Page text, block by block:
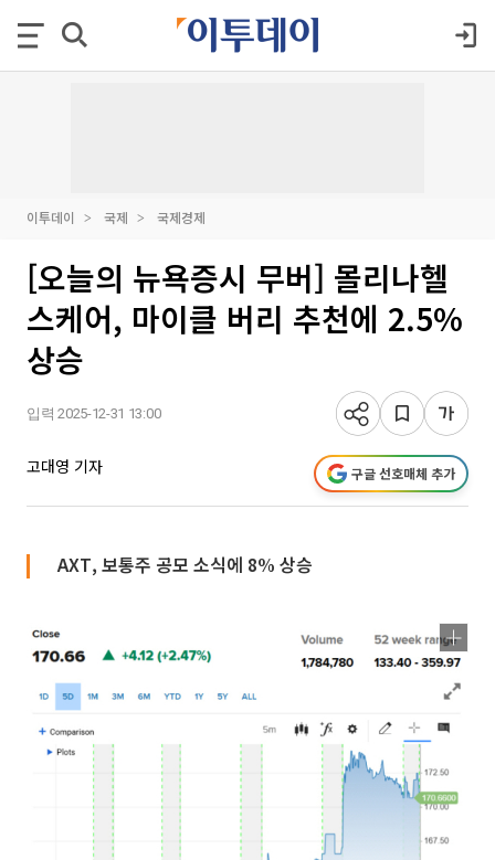
이투데이 국제 국제경제
[오늘의 뉴욕증시 무버] 몰리나헬
스케어, 마이클 버리 추천에 2.5%
상승
입력 2025-12-31 13:00
고대영 기자 구글 선호매체 추가
AXT, 보통주 공모 소식에 8% 상승